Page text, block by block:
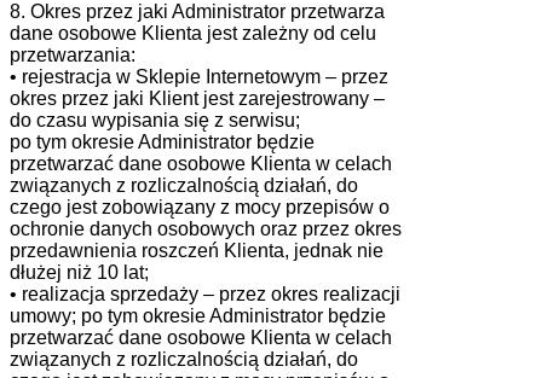
8. Okres przez jaki Administrator przetwarza
dane osobowe Klienta jest zależny od celu
przetwarzania:
• rejestracja w Sklepie Internetowym – przez
okres przez jaki Klient jest zarejestrowany –
do czasu wypisania się z serwisu;
po tym okresie Administrator będzie
przetwarzać dane osobowe Klienta w celach
związanych z rozliczalnością działań, do
czego jest zobowiązany z mocy przepisów o
ochronie danych osobowych oraz przez okres
przedawnienia roszczeń Klienta, jednak nie
dłużej niż 10 lat;
• realizacja sprzedaży – przez okres realizacji
umowy; po tym okresie Administrator będzie
przetwarzać dane osobowe Klienta w celach
związanych z rozliczalnością działań, do